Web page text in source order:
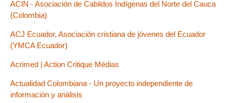
ACIN - Asociación de Cabildos Indígenas del Norte del Cauca
(Colombia)
ACJ Ecuador, Asociación cristiana de jóvenes del Ecuador
(YMCA Ecuador)
Acrimed | Action Critique Médias
Actualidad Colombiana - Un proyecto independiente de
información y análisis